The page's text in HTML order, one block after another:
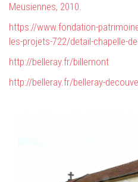
Meusiennes, 2010.
https://www.fondation-
les-projets-722/detail-chapelle-
http://belleray.fr/billemont
http://belleray.fr/belleray-